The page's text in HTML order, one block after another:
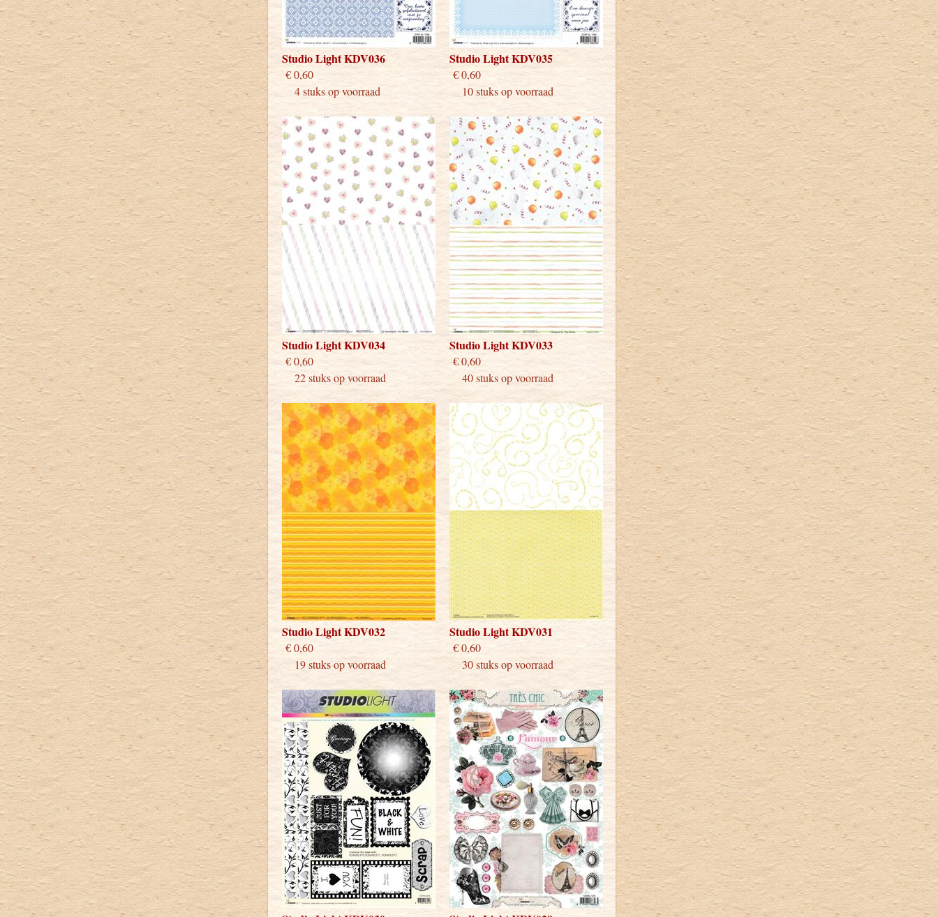
Studio Light KDV036
€ 0,60
4 stuks op voorraad
Studio Light KDV035
€ 0,60
10 stuks op voorraad
Studio Light KDV034
€ 0,60
22 stuks op voorraad
Studio Light KDV033
€ 0,60
40 stuks op voorraad
Studio Light KDV032
€ 0,60
19 stuks op voorraad
Studio Light KDV031
€ 0,60
30 stuks op voorraad